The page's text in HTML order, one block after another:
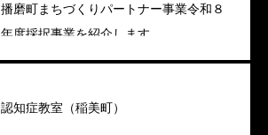
播磨町まちづくりパートナー事業令和８
年度採択事業を紹介します
認知症教室（稲美町）